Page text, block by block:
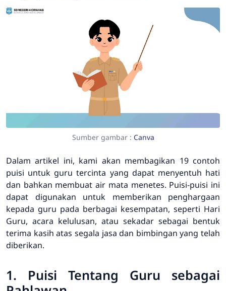
Sumber gambar : Canva
Dalam artikel ini, kami akan membagikan 19 contoh
puisi untuk guru tercinta yang dapat menyentuh hati
dan bahkan membuat air mata menetes. Puisi-puisi ini
dapat digunakan untuk memberikan penghargaan
kepada guru pada berbagai kesempatan, seperti Hari
Guru, acara kelulusan, atau sekadar sebagai bentuk
terima kasih atas segala jasa dan bimbingan yang telah
diberikan.
1. Puisi Tentang Guru sebagai